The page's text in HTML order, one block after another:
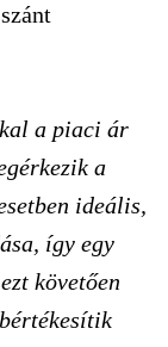
a piaci ár
a
ideális,
így egy
követően